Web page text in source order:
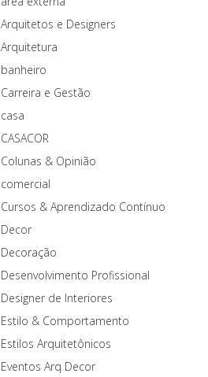
Arquitetos e Designers
Arquitetura
banheiro
Carreira e Gestão
casa
CASACOR
Colunas & Opinião
comercial
Cursos & Aprendizado Contínuo
Decor
Decoração
Desenvolvimento Profissional
Designer de Interiores
Estilo & Comportamento
Estilos Arquitetônicos
Eventos Arq Decor